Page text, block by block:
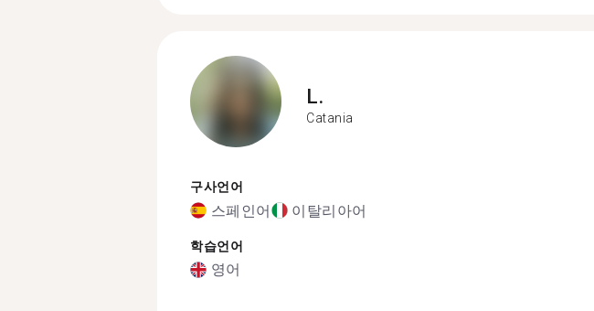
L.
Catania
구사언어
스페인어 이탈리아어
학습언어
영어